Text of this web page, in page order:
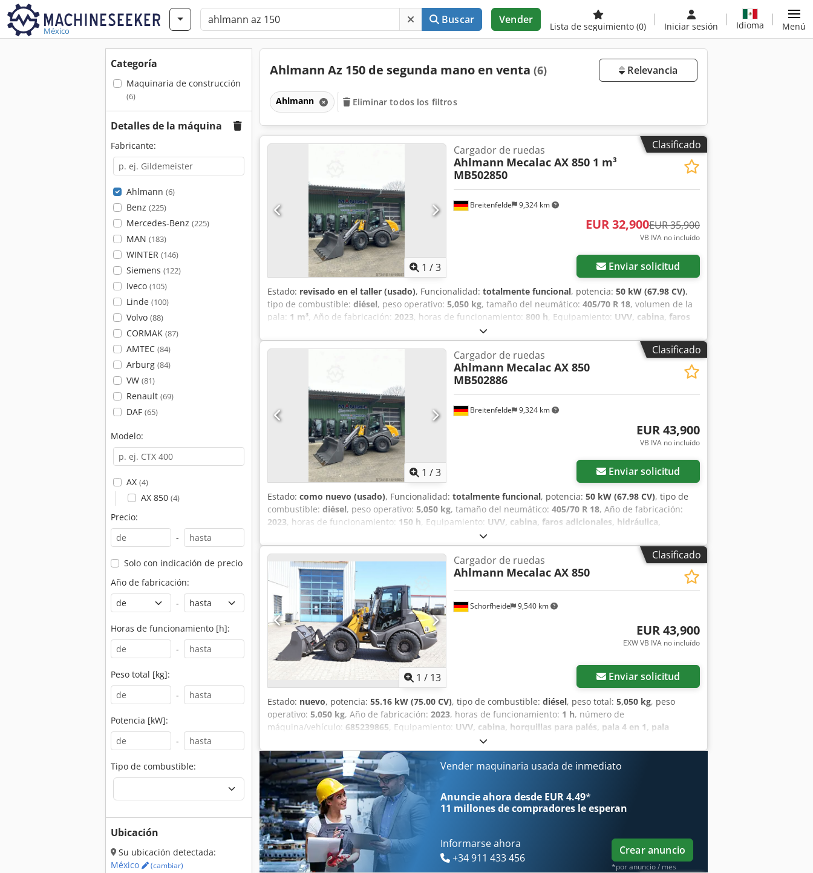
México
Buscar Vender
Lista de seguimiento (0) Iniciar sesión Idioma Menú
Categoría
Maquinaria de construcción
(6)
Detalles de la máquina
Fabricante:
Ahlmann (6)
Benz (225)
Mercedes-Benz (225)
MAN (183)
WINTER (146)
Siemens (122)
Iveco (105)
Linde (100)
Volvo (88)
CORMAK (87)
AMTEC (84)
Arburg (84)
VW (81)
Renault (69)
DAF (65)
Modelo:
AX (4)
AX 850 (4)
Precio:
-
Solo con indicación de precio
Año de fabricación:
-
Horas de funcionamiento [h]:
-
Peso total [kg]:
-
Potencia [kW]:
-
Tipo de combustible:
Ubicación
Su ubicación detectada:
México
(cambiar)
Ahlmann Az 150 de segunda mano en venta (6) Relevancia
Ahlmann Eliminar todos los filtros
Clasificado
1 /3
Breitenfelde 9,324 km
Cargador de ruedas
Ahlmann Mecalac AX 850 1 m³
MB502850
EUR 32,900EUR 35,900
VB IVA no incluído
Enviar solicitud
Estado: revisado en el taller (usado), Funcionalidad: totalmente funcional, potencia: 50 kW (67.98 CV),
tipo de combustible: diésel, peso operativo: 5,050 kg, tamaño del neumático: 405/70 R 18, volumen de la
pala: 1 m³, Año de fabricación: 2023, horas de funcionamiento: 800 h, Equipamiento: UVV, cabina, faros
adicionales, hidráulica, horquillas para palés, pala estándar, recogedor trasero
km/versión, Sistema hidráulico auxiliar de circuito continuo, Dodpfx Aiotrna Uelsck Acoplamientos
hidráulicos para 1er circuito adicional, Asiento confort Grammer, Neumáticos Mitas 405/70 R18, Caja de
almacenamiento con tapa, Luces de trabajo traseras, preparación para radio, enganche rápido hidráulico,
Cucharón estándar con borde de corte soldado y por lo tanto 1 metro cúbico, horquilla portapalets
Clasificado
1 /3
Breitenfelde 9,324 km
Cargador de ruedas
Ahlmann Mecalac AX 850
MB502886
EUR 43,900
VB IVA no incluído
Enviar solicitud
Estado: como nuevo (usado), Funcionalidad: totalmente funcional, potencia: 50 kW (67.98 CV), tipo de
combustible: diésel, peso operativo: 5,050 kg, tamaño del neumático: 405/70 R 18, Año de fabricación:
2023, horas de funcionamiento: 150 h, Equipamiento: UVV, cabina, faros adicionales, hidráulica,
horquillas para palés, pala estándar, recogedor trasero
auxiliar de circuito continuo, Acoplamientos hidráulicos para 1er circuito adicional, Djdpfjtrnf Djx Ailjck
Asiento confort Grammer, Neumáticos Mitas 405/70 R18, Caja de almacenamiento con tapa, Luces de
trabajo traseras, preparación para radio, enganche rápido hidráulico, Cucharón estándar con borde de
corte soldado y por lo tanto 1 metro cúbico, horquilla portapalets
Clasificado
1 / 13
Schorfheide 9,540 km
Cargador de ruedas
Ahlmann Mecalac AX 850
EUR 43,900
EXW VB IVA no incluído
Enviar solicitud
Estado: nuevo, potencia: 55.16 kW (75.00 CV), tipo de combustible: diésel, peso total: 5,050 kg, peso
operativo: 5,050 kg, Año de fabricación: 2023, horas de funcionamiento: 1 h, número de
máquina/vehículo: 685239865, Equipamiento: UVV, cabina, horquillas para palés, pala 4 en 1, pala
, MECALAC-AHLMANN AX850 Peso: 5050 kg Anchura: 1.850 mm
Volumen de la cuchara 0,85 m³ con cortador o con dientes Horquilla para paletas 1200 mm Baliza
giratoria, plegable Asiento confort Grammer Sistema de radio MP3, USB, Bluetooth Dcsdpfx Ajpiiwreilsk
Luces de trabajo traseras Acelerador basculante Enganches hidráulicos para 1er circuito adicional
Monoboom (Mecalac Single Arm Power) con dispositivo hidráulico de cambio rápido Dispositivo de cambio
rápido Potente cinemática Z Concepto autoestabilizador Mecalac Mecalac Panorama Cab con sección
superior de cabina desmontable Potente transmisión hidrostática controlada por potencia Ejes
planetarios con diferencial de deslizamiento limitado al 100% delante y detrás, acoplables
Funcionamiento suave con joystick Amplia gama de implementos MOTOR Motor turbodiesel Deutz TD 2.9
L4, refrigerado por agua Potencia: 55,4 kW / 75 CV
Vender maquinaria usada de inmediato
Anuncie ahora desde EUR 4.49*
11 millones de compradores le esperan
Informarse ahora
+34 911 433 456
Crear anuncio
*por anuncio / mes